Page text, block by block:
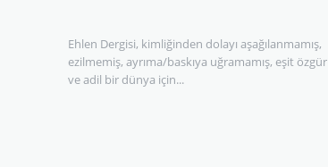
Ehlen Dergisi, kimliğinden dolayı aşağılanmamış,
ezilmemiş, ayrıma/baskıya uğramamış, eşit özgür
ve adil bir dünya için...